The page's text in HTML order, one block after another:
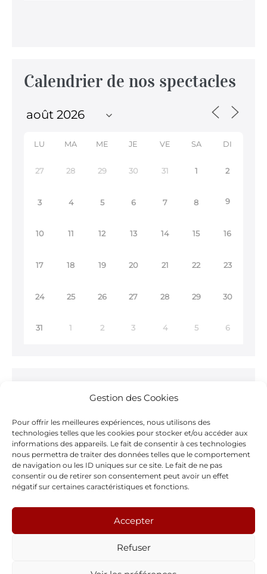
Gestion des Cookies
Pour offrir les meilleures expériences, nous utilisons des
technologies telles que les cookies pour stocker et/ou accéder aux
informations des appareils. Le fait de consentir à ces technologies
nous permettra de traiter des données telles que le comportement
de navigation ou les ID uniques sur ce site. Le fait de ne pas
consentir ou de retirer son consentement peut avoir un effet
négatif sur certaines caractéristiques et fonctions.
Accepter
Refuser
Calendrier de nos spectacles
LU MA ME JE VE SA DI
27 28 29 30 31 1 2
3 4 5 6 7 8 9
10 11 12 13 14 15 16
17 18 19 20 21 22 23
24 25 26 27 28 29 30
31 1 2 3 4 5 6
Ne ratez rien !
Inscrivez-vous à notreNewsletter >
Notre page Facebook
a